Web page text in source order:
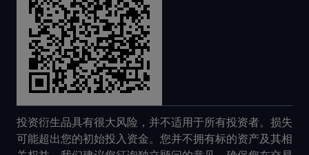
投资衍生品具有很大风险，并不适用于所有投资者。损失
可能超出您的初始投入资金。您并不拥有标的资产及其相